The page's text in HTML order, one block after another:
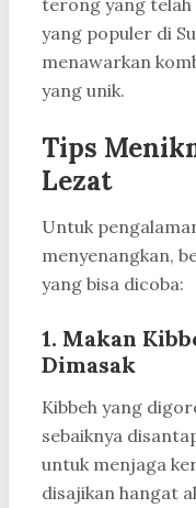
yang populer di
menawarkan
yang unik.
Tips
Lezat
Untuk
menyenangkan,
yang bisa dicoba:
1. Makan
Dimasak
Kibbeh yang
sebaiknya
untuk menjaga
disajikan hangat